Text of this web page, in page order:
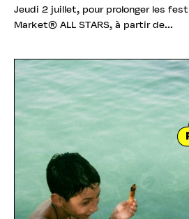
Jeudi 2 juillet, pour prolonger les
Market® ALL STARS, à partir de...